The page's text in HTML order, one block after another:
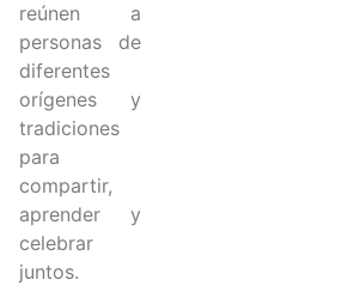
reúnen a
personas de
diferentes
orígenes y
tradiciones
para
compartir,
aprender y
celebrar
juntos.